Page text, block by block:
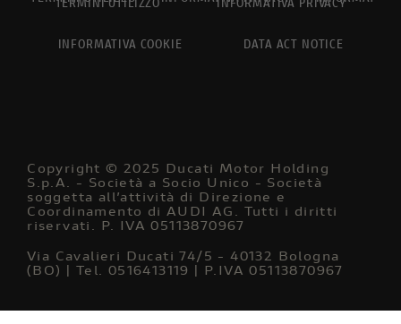
Via Cavalieri Ducati 74/5 - 40132 Bologna
(BO) | Tel. 0516413119 | P.IVA 05113870967
TERMINI UTILIZZO INFORMATIVA PRIVACY
INFORMATIVA COOKIE DATA ACT NOTICE
Copyright © 2025 Ducati Motor Holding
S.p.A. - Società a Socio Unico - Società
soggetta all’attività di Direzione e
Coordinamento di AUDI AG. Tutti i diritti
riservati. P. IVA 05113870967